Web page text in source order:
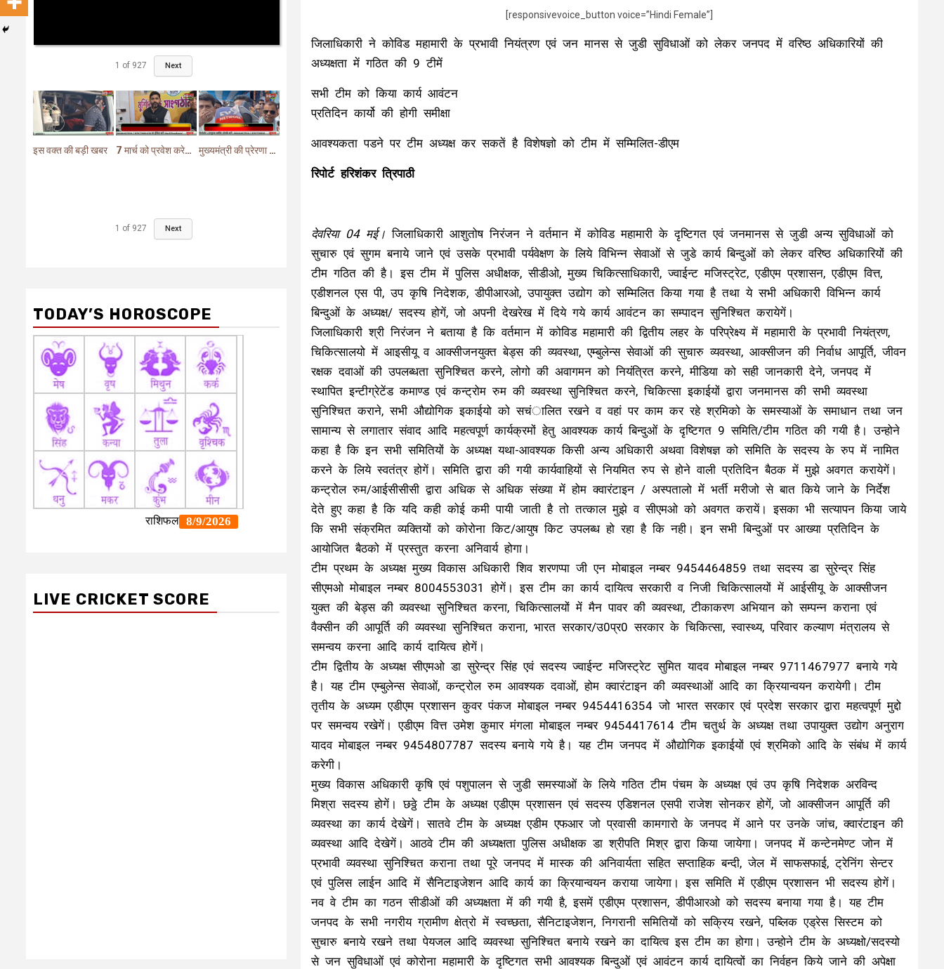
[responsivevoice_button voice=”Hindi Female”]
जिलाधिकारी ने कोविड महामारी के प्रभावी नियंत्रण एवं जन मानस से जुडी सुविधाओं को लेकर जनपद में वरिष्ठ अधिकारियों की
अध्यक्षता में गठित की 9 टीमें
सभी टीम को किया कार्य आवंटन
प्रतिदिन कार्यो की होगी समीक्षा
आवश्यकता पडने पर टीम अध्यक्ष कर सकतें है विशेषज्ञो को टीम में सम्मिलित-डीएम
रिपोर्ट हरिशंकर त्रिपाठी
देवरिया 04 मई। जिलाधिकारी आशुतोष निरंजन ने वर्तमान में कोविड महामारी के दृष्टिगत एवं जनमानस से जुडी अन्य सुविधाओं को
सुचारु एवं सुगम बनाये जाने एवं उसके प्रभावी पर्यवेक्षण के लिये विभिन्न सेवाओं से जुडे कार्य बिन्दुओं को लेकर वरिष्ठ अधिकारियों की
टीम गठित की है। इस टीम में पुलिस अधीक्षक, सीडीओ, मुख्य चिकित्साधिकारी, ज्वाईन्ट मजिस्ट्रेट, एडीएम प्रशासन, एडीएम वित्त,
एडीशनल एस पी, उप कृषि निदेशक, डीपीआरओ, उपायुक्त उद्योग को सम्मिलित किया गया है तथा ये सभी अधिकारी विभिन्न कार्य
बिन्दुओं के अध्यक्ष/ सदस्य होगें, जो अपनी देखरेख में दिये गये कार्य आवंटन का सम्पादन सुनिश्चित करायेगें।
जिलाधिकारी श्री निरंजन ने बताया है कि वर्तमान में कोविड महामारी की द्वितीय लहर के परिप्रेक्ष्य में महामारी के प्रभावी नियंत्रण,
चिकित्सालयो में आइसीयू व आक्सीजनयुक्त बेड्स की व्यवस्था, एम्बुलेन्स सेवाओं की सुचारु व्यवस्था, आक्सीजन की निर्वाध आपूर्ति, जीवन
रक्षक दवाओं की उपलब्धता सुनिश्चित करने, लोगो की अवागमन को नियंत्रित करने, मीडिया को सही जानकारी देने, जनपद में
स्थापित इन्टीग्रेटेंड कमाण्ड एवं कन्ट्रोम रुम की व्यवस्था सुनिश्चित करने, चिकित्सा इकाईयों द्वारा जनमानस की सभी व्यवस्था
सुनिश्चित कराने, सभी औद्योगिक इकाईयो को सचंालित रखने व वहां पर काम कर रहे श्रमिको के समस्याओं के समाधान तथा जन
सामान्य से लगातार संवाद आदि महत्वपूर्ण कार्यक्रमों हेतु आवश्यक कार्य बिन्दुओं के दृष्टिगत 9 समिति/टीम गठित की गयी है। उन्होने
कहा है कि इन सभी समितियों के अध्यक्ष यथा-आवश्यक किसी अन्य अधिकारी अथवा विशेषज्ञ को समिति के सदस्य के रुप में नामित
करने के लिये स्वतंत्र होगें। समिति द्वारा की गयी कार्यवाहियों से नियमित रुप से होने वाली प्रतिदिन बैठक में मुझे अवगत करायेगें।
कन्ट्रोल रुम/आईसीसीसी द्वारा अधिक से अधिक संख्या में होम क्वारंटाइन / अस्पतालो में भर्ती मरीजो से बात किये जाने के निर्देश
देते हुए कहा है कि यदि कही कोई कमी पायी जाती है तो तत्काल मुझे व सीएमओ को अवगत करायें। इसका भी सत्यापन किया जाये
कि सभी संक्रमित व्यक्तियों को कोरोना किट/आयुष किट उपलब्ध हो रहा है कि नही। इन सभी बिन्दुओं पर आख्या प्रतिदिन के
आयोजित बैठको में प्रस्तुत करना अनिवार्य होगा।
टीम प्रथम के अध्यक्ष मुख्य विकास अधिकारी शिव शरणप्पा जी एन मोबाइल नम्बर 9454464859 तथा सदस्य डा सुरेन्द्र सिंह
सीएमओ मोबाइल नम्बर 8004553031 होगें। इस टीम का कार्य दायित्व सरकारी व निजी चिकित्सालयों में आईसीयू के आक्सीजन
युक्त की बेड्स की व्यवस्था सुनिश्चित करना, चिकित्सालयों में मैन पावर की व्यवस्था, टीकाकरण अभियान को सम्पन्न कराना एवं
वैक्सीन की आपूर्ति की व्यवस्था सुनिश्चित कराना, भारत सरकार/उ0प्र0 सरकार के चिकित्सा, स्वास्थ्य, परिवार कल्याण मंत्रालय से
समन्वय करना आदि कार्य दायित्व होगें।
टीम द्वितीय के अध्यक्ष सीएमओ डा सुरेन्द्र सिंह एवं सदस्य ज्वाईन्ट मजिस्ट्रेट सुमित यादव मोबाइल नम्बर 9711467977 बनाये गये
है। यह टीम एम्बुलेन्स सेवाओं, कन्ट्रोल रुम आवश्यक दवाओं, होम क्वारंटाइन की व्यवस्थाओं आदि का क्रियान्वयन करायेगी। टीम
तृतीय के अध्यम एडीएम प्रशासन कुवर पंकज मोबाइल नम्बर 9454416354 जो भारत सरकार एवं प्रदेश सरकार द्वारा महत्वपूर्ण मुद्दो
पर समन्वय रखेगें। एडीएम वित्त उमेश कुमार मंगला मोबाइल नम्बर 9454417614 टीम चतुर्थ के अध्यक्ष तथा उपायुक्त उद्योग अनुराग
यादव मोबाइल नम्बर 9454807787 सदस्य बनाये गये है। यह टीम जनपद में औद्योगिक इकाईयों एवं श्रमिको आदि के संबंध में कार्य
करेगी।
मुख्य विकास अधिकारी कृषि एवं पशुपालन से जुडी समस्याओं के लिये गठित टीम पंचम के अध्यक्ष एवं उप कृषि निदेशक अरविन्द
मिश्रा सदस्य होगें। छठ्ठे टीम के अध्यक्ष एडीएम प्रशासन एवं सदस्य एडिशनल एसपी राजेश सोनकर होगें, जो आक्सीजन आपूर्ति की
व्यवस्था का कार्य देखेगें। सातवे टीम के अध्यक्ष एडीम एफआर जो प्रवासी कामगारो के जनपद में आने पर उनके जांच, क्वारंटाइन की
व्यवस्था आदि देखेगें। आठवे टीम की अध्यक्षता पुलिस अधीक्षक डा श्रीपति मिश्र द्वारा किया जायेगा। जनपद में कन्टेनमेण्ट जोन में
प्रभावी व्यवस्था सुनिश्चित कराना तथा पूरे जनपद में मास्क की अनिवार्यता सहित सप्ताहिक बन्दी, जेल में साफसफाई, ट्रेनिंग सेन्टर
एवं पुलिस लाईन आदि में सैनिटाइजेशन आदि कार्य का क्रियान्वयन कराया जायेगा। इस समिति में एडीएम प्रशासन भी सदस्य होगें।
नव वे टीम का गठन सीडीओं की अध्यक्षता में की गयी है, इसमें एडीएम प्रशासन, डीपीआरओ को सदस्य बनाया गया है। यह टीम
जनपद के सभी नगरीय ग्रामीण क्षेत्रो में स्वच्छता, सैनिटाइजेशन, निगरानी समितियों को सक्रिय रखने, पब्लिक एड्रेस सिस्टम को
सुचारु बनाये रखने तथा पेयजल आदि व्यवस्था सुनिश्चित बनाये रखने का दायित्व इस टीम का होगा। उन्होने टीम के अध्यक्षो/सदस्यो
से जन सुविधाओं एवं कोरोना महामारी के दृष्टिगत सभी आवश्यक बिन्दुओं एवं आवंटन कार्य दायित्वों का निर्वहन किये जाने की अपेक्षा
1 of 927 Next
इस वक्त की बड़ी खबर 7 मार्च को प्रवेश करेगा मुर्शिदाबाद में बीजेपी का परिवर्तन यात्रा रथ मुख्यमंत्री की प्रेरणा से दो महत्वपूर्ण योजनाओं का हुआ शिलान्यास
1 of 927 Next
TODAY’S HOROSCOPE
LIVE CRICKET SCORE